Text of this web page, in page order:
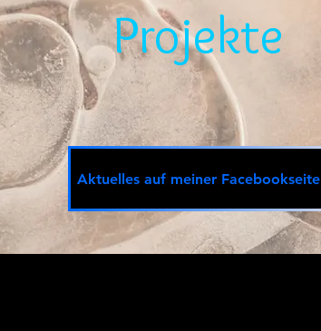
Projekte
Aktuelles auf meiner Facebookseite